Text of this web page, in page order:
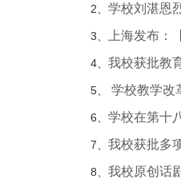
2、 学校刘湛恩
3、 上海发布：
4、 我校获批教
5、 学校教学改
6、 学校在第十
7、 我校获批多
8、 我校原创话